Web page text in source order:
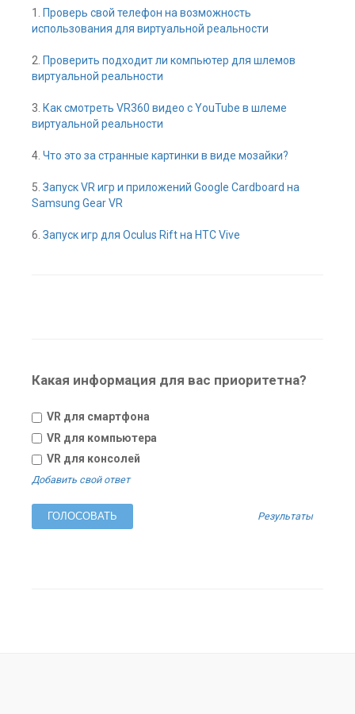
1.
Проверь свой телефон на возможность
использования для виртуальной реальности
2. Проверить подходит ли компьютер для шлемов
виртуальной реальности
3. Как смотреть VR360 видео с YouTube в шлеме
виртуальной реальности
4. Что это за странные картинки в виде мозайки?
5. Запуск VR игр и приложений Google Cardboard на
Samsung Gear VR
6. Запуск игр для Oculus Rift на HTC Vive
Какая информация для вас приоритетна?
VR для смартфона
VR для компьютера
VR для консолей
Добавить свой ответ
Результаты